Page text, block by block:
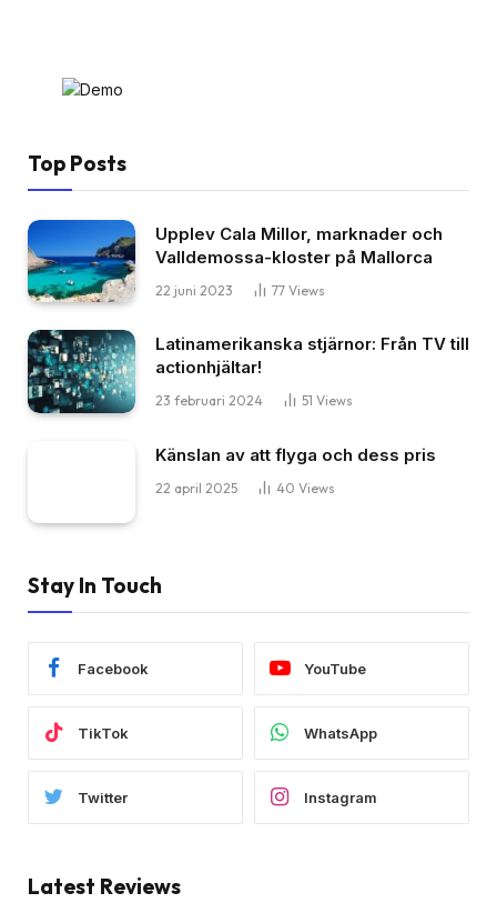
Top Posts
Upplev Cala Millor, marknader och
Valldemossa-kloster på Mallorca
22 juni 2023 77 Views
Latinamerikanska stjärnor: Från TV till
actionhjältar!
23 februari 2024 51 Views
Känslan av att flyga och dess pris
22 april 2025 40 Views
Stay In Touch
Facebook YouTube
TikTok WhatsApp
Twitter Instagram
Latest Reviews